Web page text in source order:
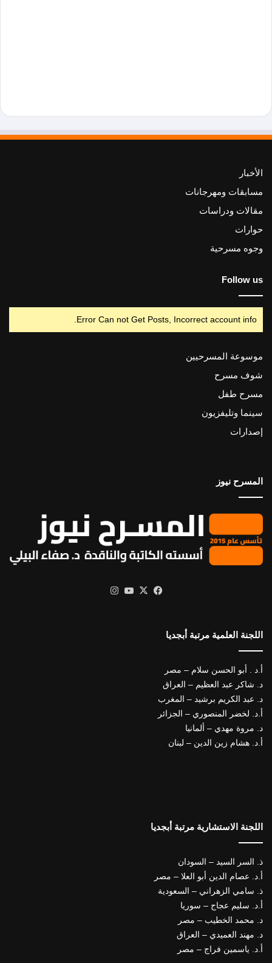
الأخبار
مسابقات ومهرجانات
مقالات ودراسات
حوارات
وجوه مسرحية
Follow us
Error Can not Get Posts, Incorrect account info.
موسوعة المسرحيين
شوف مسرح
مسرح طفل
سينما وتليفزيون
إصدارات
المسرح نيوز
فيسبوك
X يوتيوب
اللجنة العلمية مرتبة أبجديا
أ.د . أبو الحسن سلام – مصر
د. شاكر عبد العظيم – العراق
د. عبد الكريم برشيد – المغرب
أ.د. لخضر المنصوري – الجزائر
د. مروة مهدي – ألمانيا
أ.د. هشام زين الدين – لبنان
اللجنة الاستشارية مرتبة أبجديا
ذ. السر السيد – السودان
أ.د. عصام الدين أبو العلا – مصر
ذ. سامي الزهراني – السعودية
أ.د. سليم عجاج – سوريا
د. محمد الخطيب – مصر
د. مهند العميدي – العراق
أ.د. ياسمين فراج – مصر